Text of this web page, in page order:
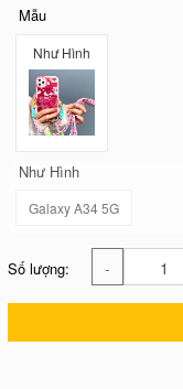
Mẫu
Như Hình
Như Hình
Galaxy A34 5G
Số lượng: -